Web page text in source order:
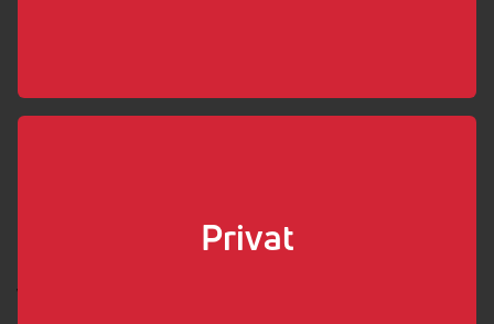
Privat
Välj som min elektriker
Vi hjälper dig med elen!